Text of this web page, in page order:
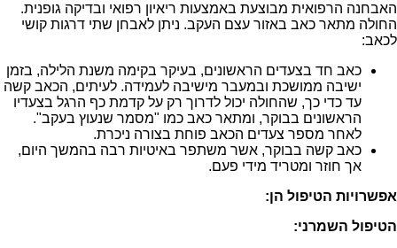
האבחנה הרפואית מבוצעת באמצעות ריאיון רפואי ובדיקה גופנית.
החולה מתאר כאב באזור עצם העקב. ניתן לאבחן שתי דרגות קושי
לכאב:
כאב חד בצעדים הראשונים, בעיקר בקימה משנת הלילה, בזמן
ישיבה ממושכת ובמעבר מישיבה לעמידה. לעיתים, הכאב קשה
עד כדי כך, שהחולה יכול לדרוך רק על קדמת כף הרגל בצעדיו
הראשונים בבוקר, ומתאר כאב כמו "מסמר שנעוץ בעקב".
לאחר מספר צעדים הכאב פוחת בצורה ניכרת.
כאב קשה בבוקר, אשר משתפר באיטיות רבה בהמשך היום,
אך חוזר ומטריד מידי פעם.
אפשרויות הטיפול הן:
הטיפול השמרני: